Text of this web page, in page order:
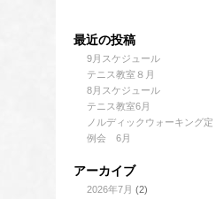
最近の投稿
9月スケジュール
テニス教室８月
8月スケジュール
テニス教室6月
ノルディックウォーキング定
例会 6月
アーカイブ
2026年7月 (2)